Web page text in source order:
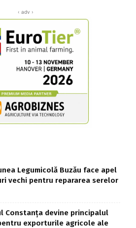
‹ adv ›
Legumicolă Buzău face apel
vechi pentru repararea serelor
Constanța devine principalul
exporturile agricole ale